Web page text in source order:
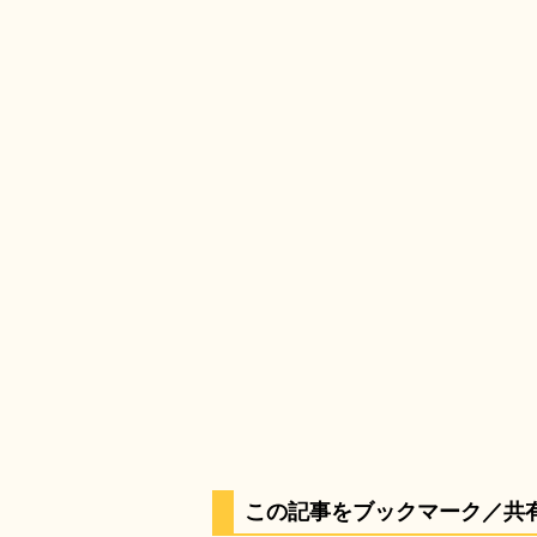
この記事をブックマーク／共